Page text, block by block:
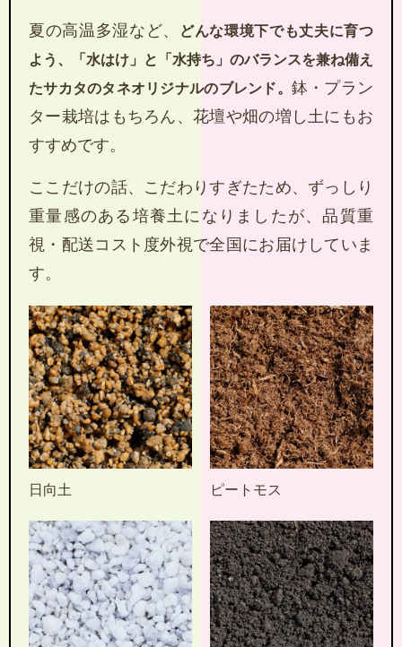
夏の高温多湿など、
どんな環境下でも丈夫に育つ
よう、「水はけ」と「水持ち」のバランスを兼ね備え
たサカタのタネオリジナルのブレンド。 鉢・プラン
ター栽培はもちろん、花壇や畑の増し土にもお
すすめです。
ここだけの話、こだわりすぎたため、ずっしり
重量感のある培養土になりましたが、品質重
視・配送コスト度外視で全国にお届けしていま
す。
日向土 ピートモス